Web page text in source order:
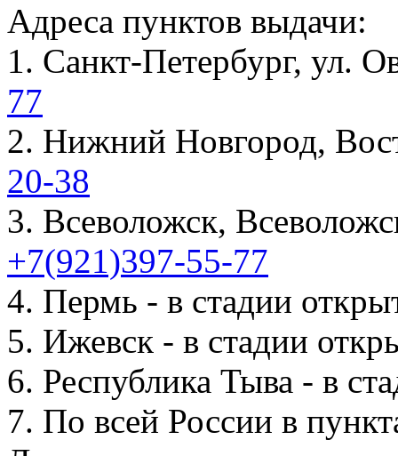
Адреса пунктов выдачи:
1. Санкт-Петербург, ул.
77
2. Нижний Новгород,
20-38
3. Всеволожск,
+7(921)397-55-77
4. Пермь - в стадии
5. Ижевск - в стадии
6. Республика Тыва - в
7. По всей России в